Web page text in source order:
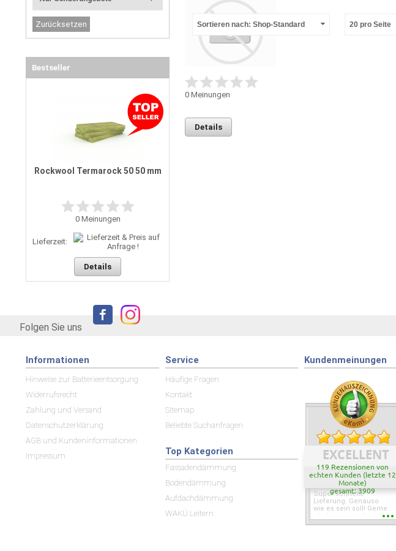
Sortieren nach: Shop-Standard 20 pro Seite
0 Meinungen
Details
Bestseller
Rockwool Termarock 50 50 mm
0Meinungen
Lieferzeit:
Details
Folgen Sie uns
Informationen
Hinweise zur Batterieentsorgung
Widerrufsrecht
Zahlung und Versand
Datenschutzerklärung
AGB und Kundeninformationen
Impressum
Service
Häufige Fragen
Kontakt
Sitemap
Beliebte Suchanfragen
Top Kategorien
Fassadendämmung
Bodendämmung
Aufdachdämmung
WAKÜ Leitern
Kundenmeinungen
EXCELLENT
119 Rezensionen von
echten Kunden (letzte 12
Monate)
gesamt: 3909
Super schnelle
Lieferung. Genauso
wie es sein soll! Gerne
wieder wenn ich was